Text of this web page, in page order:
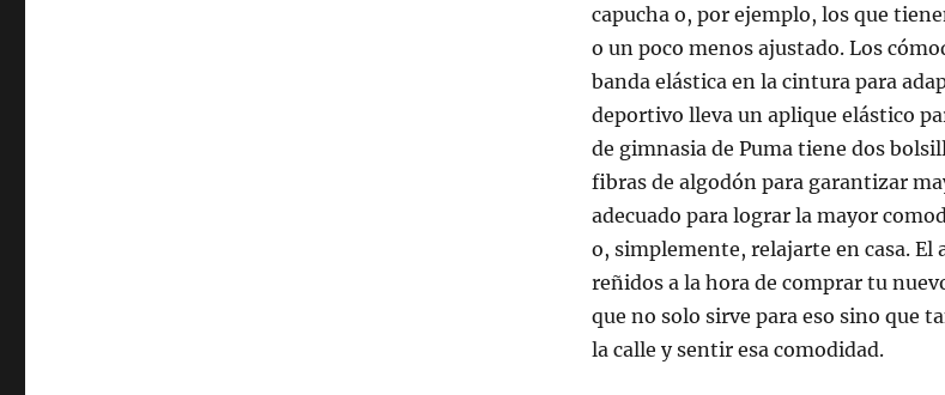
capucha o, por ejemplo, los que
o un poco menos ajustado. Los
banda elástica en la cintura para
deportivo lleva un aplique elástico
de gimnasia de Puma tiene dos
fibras de algodón para garantizar
adecuado para lograr la mayor
o, simplemente, relajarte en casa. El
reñidos a la hora de comprar tu
que no solo sirve para eso sino que
la calle y sentir esa comodidad.